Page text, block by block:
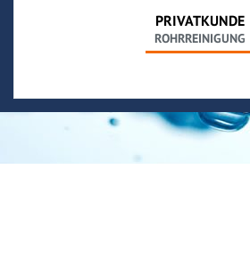
PRIVATKUNDE
ROHRREINIGUNG